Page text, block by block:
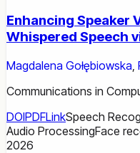
Enhancing Speaker
Whispered Speech
Magdalena Gołębiowska
Communications in
DOIPDFLinkSpeech
Audio ProcessingFace
2026